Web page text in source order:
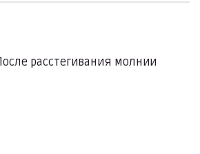
расстегивания молнии